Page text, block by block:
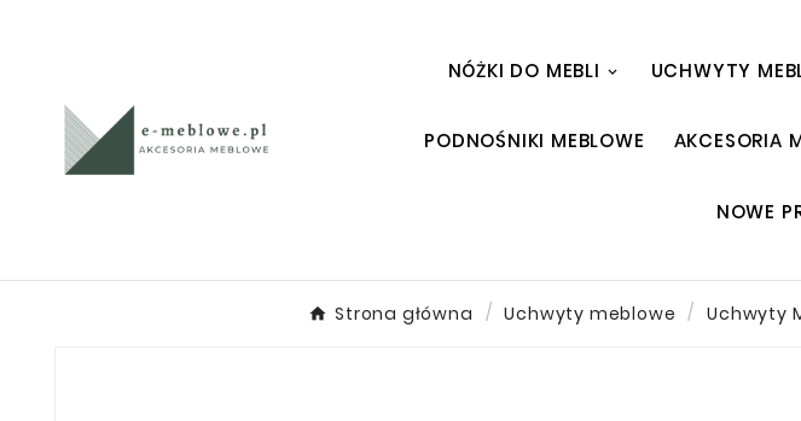
NÓŻKI DO MEBLI UCHWYTY
PODNOŚNIKI MEBLOWE AKCESORIA
NOWE
Strona główna Uchwyty meblowe Uchwyty